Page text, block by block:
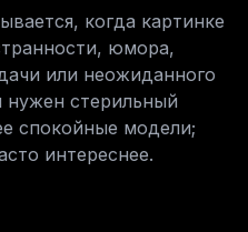
когда картинке
юмора,
или неожиданного
нужен стерильный
спокойные модели;
интереснее.